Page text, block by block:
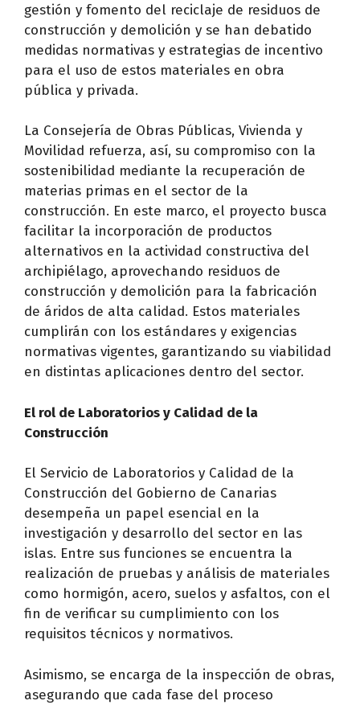
gestión y fomento del reciclaje de residuos de
construcción y demolición y se han debatido
medidas normativas y estrategias de incentivo
para el uso de estos materiales en obra
pública y privada.
La Consejería de Obras Públicas, Vivienda y
Movilidad refuerza, así, su compromiso con la
sostenibilidad mediante la recuperación de
materias primas en el sector de la
construcción. En este marco, el proyecto busca
facilitar la incorporación de productos
alternativos en la actividad constructiva del
archipiélago, aprovechando residuos de
construcción y demolición para la fabricación
de áridos de alta calidad. Estos materiales
cumplirán con los estándares y exigencias
normativas vigentes, garantizando su viabilidad
en distintas aplicaciones dentro del sector.
El rol de Laboratorios y Calidad de la
Construcción
El Servicio de Laboratorios y Calidad de la
Construcción del Gobierno de Canarias
desempeña un papel esencial en la
investigación y desarrollo del sector en las
islas. Entre sus funciones se encuentra la
realización de pruebas y análisis de materiales
como hormigón, acero, suelos y asfaltos, con el
fin de verificar su cumplimiento con los
requisitos técnicos y normativos.
Asimismo, se encarga de la inspección de obras,
asegurando que cada fase del proceso